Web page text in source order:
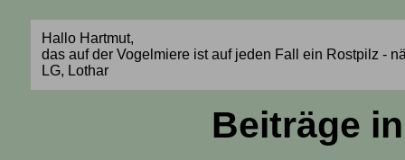
Hallo Hartmut,
das auf der Vogelmiere ist auf jeden Fall ein Rostpilz -
LG, Lothar
Beiträge